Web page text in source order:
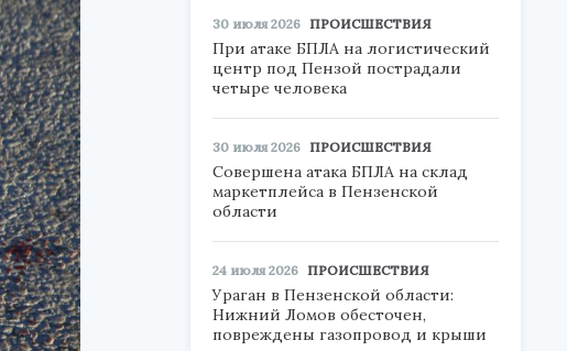
30 июля 2026 ПРОИСШЕСТВИЯ
При атаке БПЛА на логистический
центр под Пензой пострадали
четыре человека
30 июля 2026 ПРОИСШЕСТВИЯ
Совершена атака БПЛА на склад
маркетплейса в Пензенской
области
24 июля 2026 ПРОИСШЕСТВИЯ
Ураган в Пензенской области:
Нижний Ломов обесточен,
повреждены газопровод и крыши